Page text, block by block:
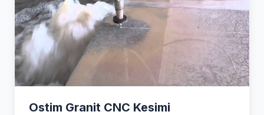
Ostim Granit CNC Kesimi